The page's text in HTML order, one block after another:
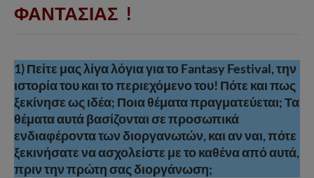
ΦΑΝΤΑΣΙΑΣ !
1) Πείτε μας λίγα λόγια για το Fantasy Festival, την
ιστορία του και το περιεχόμενο του! Πότε και πως
ξεκίνησε ως ιδέα; Ποια θέματα πραγματεύεται; Τα
θέματα αυτά βασίζονται σε προσωπικά
ενδιαφέροντα των διοργανωτών, και αν ναι, πότε
ξεκινήσατε να ασχολείστε με το καθένα από αυτά,
πριν την πρώτη σας διοργάνωση;